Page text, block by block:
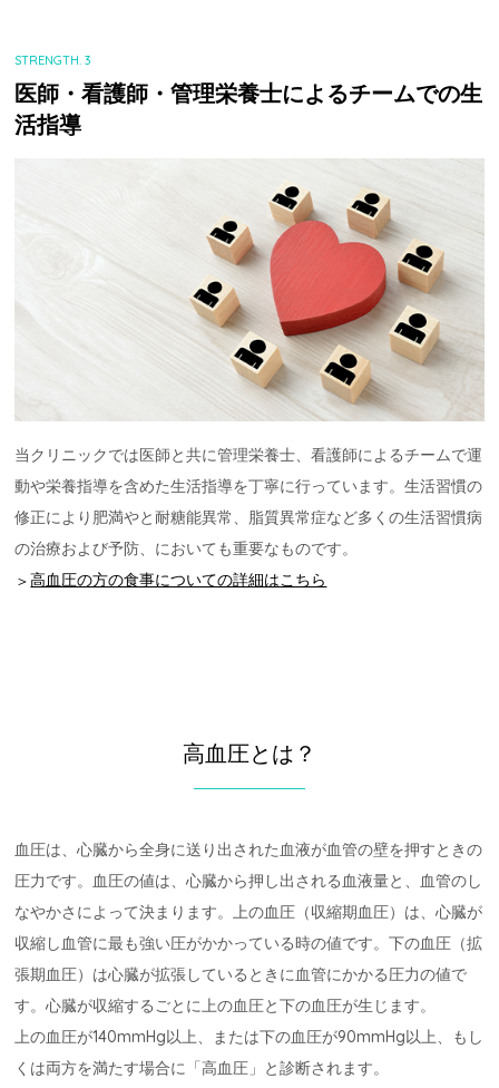
STRENGTH. 3
医師・看護師・管理栄養士によるチームでの生
活指導
当クリニックでは医師と共に管理栄養士、看護師によるチームで運
動や栄養指導を含めた生活指導を丁寧に行っています。生活習慣の
修正により肥満やと耐糖能異常、脂質異常症など多くの生活習慣病
の治療および予防、においても重要なものです。
高血圧の方の食事についての詳細はこちら
高血圧とは？
血圧は、心臓から全身に送り出された血液が血管の壁を押すときの
圧力です。血圧の値は、心臓から押し出される血液量と、血管のし
なやかさによって決まります。上の血圧（収縮期血圧）は、心臓が
収縮し血管に最も強い圧がかかっている時の値です。下の血圧（拡
張期血圧）は心臓が拡張しているときに血管にかかる圧力の値で
す。心臓が収縮するごとに上の血圧と下の血圧が生じます。
上の血圧が140mmHg以上、または下の血圧が90mmHg以上、もし
くは両方を満たす場合に「高血圧」と診断されます。